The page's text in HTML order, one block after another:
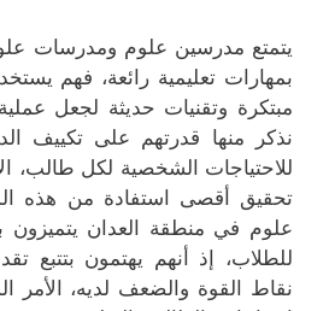
يتمتع مدرسين علوم ومدرسات
بمهارات تعليمية رائعة، فهم
مبتكرة وتقنيات حديثة لجعل
نذكر منها قدرتهم على تكييف
للاحتياجات الشخصية لكل طالب،
تحقيق أقصى استفادة من هذه
علوم في منطقة العدان يتميزون
للطلاب، إذ أنهم يهتمون بتتبع
نقاط القوة والضعف لديه، الأمر